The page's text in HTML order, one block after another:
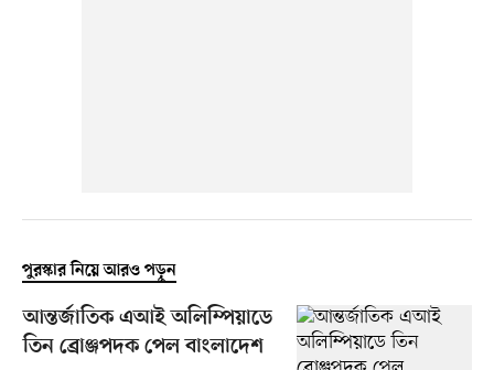
পুরস্কার নিয়ে আরও পড়ুন
আন্তর্জাতিক এআই অলিম্পিয়াডে
তিন ব্রোঞ্জপদক পেল বাংলাদেশ